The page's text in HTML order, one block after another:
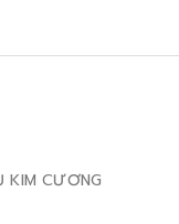
KIM CƯƠNG